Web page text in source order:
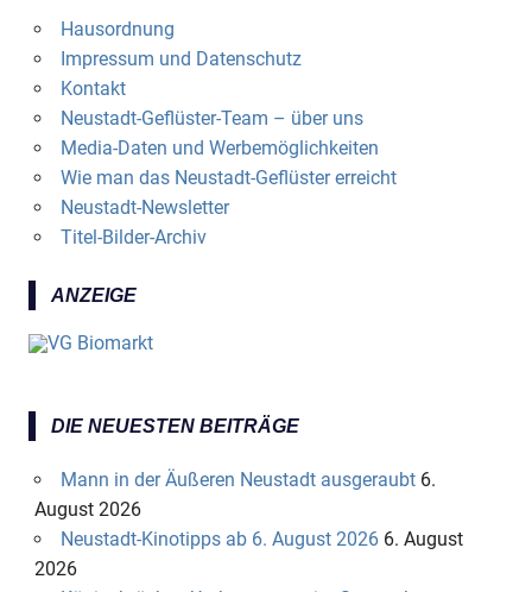
Hausordnung
Impressum und Datenschutz
Kontakt
Neustadt-Geflüster-Team – über uns
Media-Daten und Werbemöglichkeiten
Wie man das Neustadt-Geflüster erreicht
Neustadt-Newsletter
Titel-Bilder-Archiv
ANZEIGE
DIE NEUESTEN BEITRÄGE
Mann in der Äußeren Neustadt ausgeraubt 6.
August 2026
Neustadt-Kinotipps ab 6. August 2026 6. August
2026